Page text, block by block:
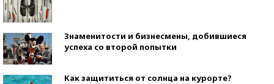
Знаменитости и бизнесмены, добившиеся
успеха со второй попытки
Как защититься от солнца на курорте?